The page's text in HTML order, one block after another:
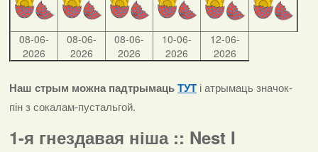
08-06-
2026
08-06-
2026
08-06-
2026
10-06-
2026
12-06-
2026
Наш стрым можна падтрымаць ТУТ і атрымаць значок-
пін з сокалам-пустальгой.
1-я гнездавая ніша :: Nest I